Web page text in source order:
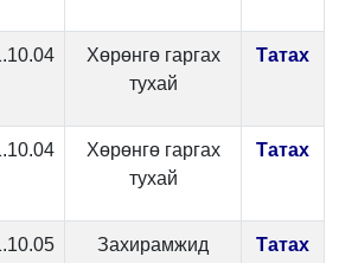
Хөрөнгө гаргах
тухай
Татах
Хөрөнгө гаргах
тухай
Татах
Захирамжид
Татах